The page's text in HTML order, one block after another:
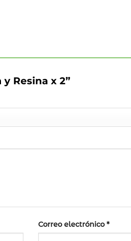
Resina x 2”
Correo electrónico *